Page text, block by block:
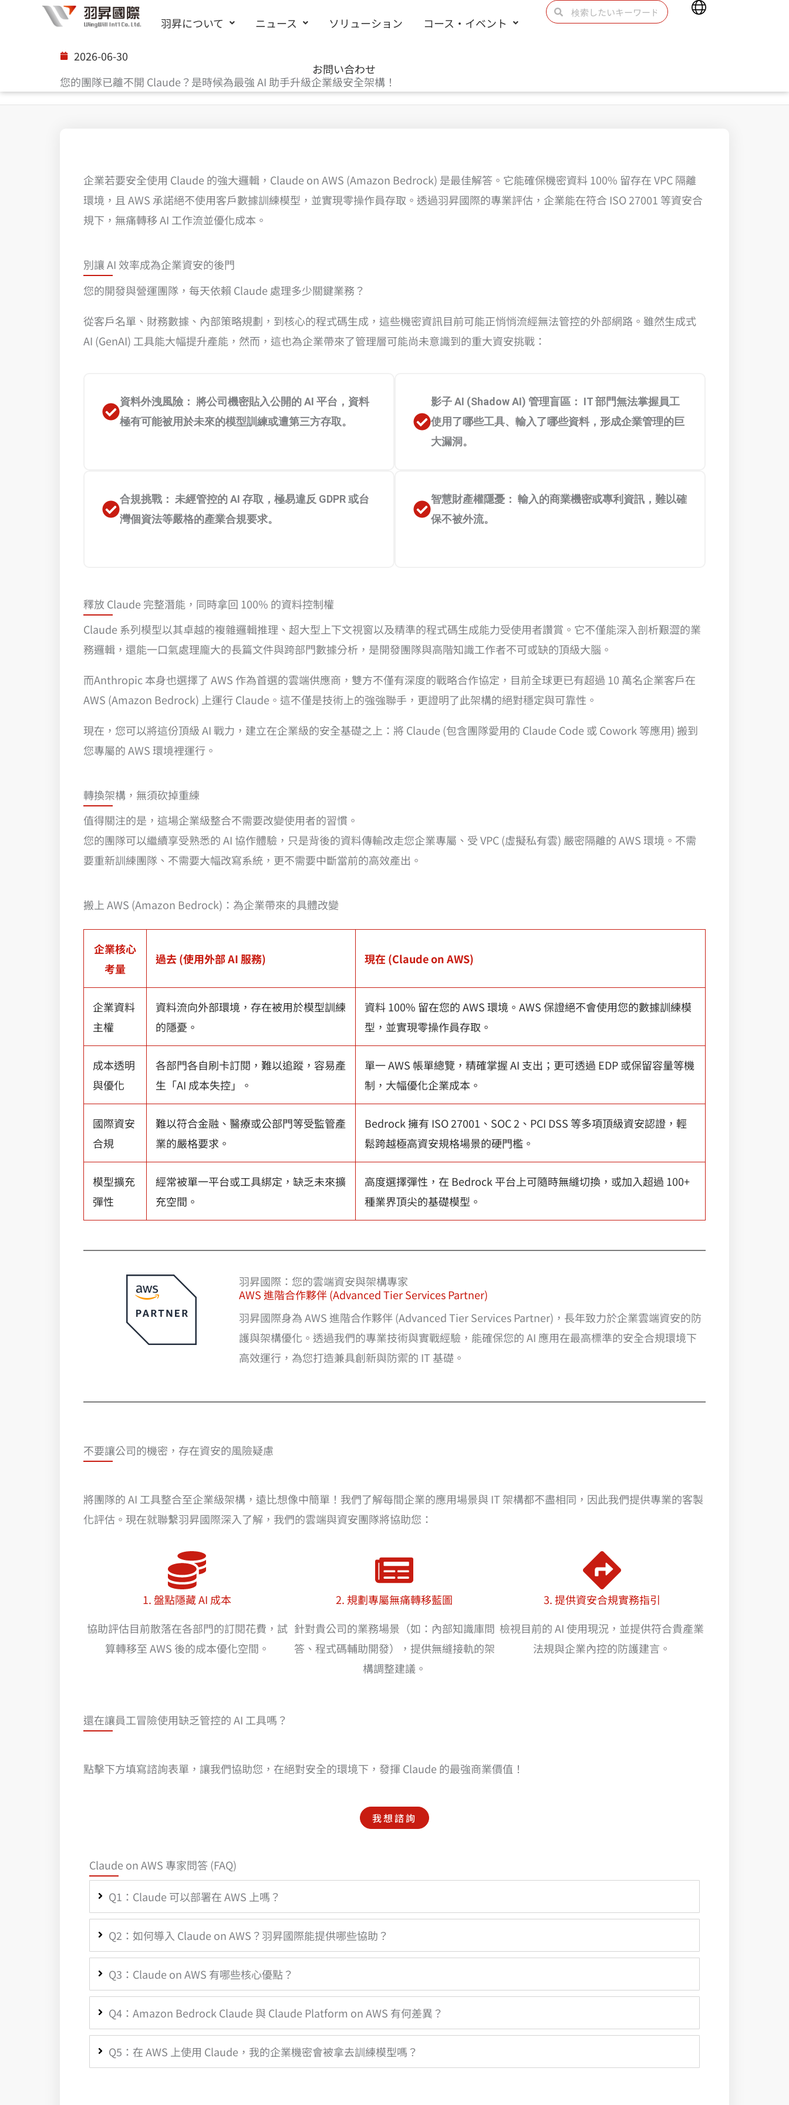
キ
羽昇について ニュース ソリューション コース・イベント
お問い合わせ
検
Main
2026-06-30
您的團隊已離不開 Claude？是時候為最強 AI 助手升級企業級安全架構！
企業若要安全使用 Claude 的強大邏輯，Claude on AWS (Amazon Bedrock) 是最佳解答。它能確保機密資料 100% 留存在 VPC 隔離
環境，且 AWS 承諾絕不使用客戶數據訓練模型，並實現零操作員存取。透過羽昇國際的專業評估，企業能在符合 ISO 27001 等資安合
規下，無痛轉移 AI 工作流並優化成本。
別讓 AI 效率成為企業資安的後門
您的開發與營運團隊，每天依賴 Claude 處理多少關鍵業務？
從客戶名單、財務數據、內部策略規劃，到核心的程式碼生成，這些機密資訊目前可能正悄悄流經無法管控的外部網路。 雖然生成式
AI (GenAI) 工具能大幅提升產能，然而，這也為企業帶來了管理層可能尚未意識到的重大資安挑戰：
資料外洩風險： 將公司機密貼入公開的 AI 平台，資料
極有可能被用於未來的模型訓練或遭第三方存取。
影子 AI (Shadow AI) 管理盲區： IT 部門無法掌握員工
使用了哪些工具、輸入了哪些資料，形成企業管理的巨
大漏洞。
合規挑戰： 未經管控的 AI 存取，極易違反 GDPR 或台
灣個資法等嚴格的產業合規要求。
智慧財產權隱憂： 輸入的商業機密或專利資訊，難以確
保不被外流。
釋放 Claude 完整潛能，同時拿回 100% 的資料控制權
Claude 系列模型以其卓越的複雜邏輯推理、超大型上下文視窗以及精準的程式碼生成能力受使用者讚賞。它不僅能深入剖析艱澀的業
務邏輯，還能一口氣處理龐大的長篇文件與跨部門數據分析，是開發團隊與高階知識工作者不可或缺的頂級大腦。
而Anthropic 本身也選擇了 AWS 作為首選的雲端供應商，雙方不僅有深度的戰略合作協定，目前全球更已有超過 10 萬名企業客戶在
AWS (Amazon Bedrock) 上運行 Claude。這不僅是技術上的強強聯手，更證明了此架構的絕對穩定與可靠性。
現在，您可以將這份頂級 AI 戰力，建立在企業級的安全基礎之上：將 Claude (包含團隊愛用的 Claude Code 或 Cowork 等應用) 搬到
您專屬的 AWS 環境裡運行。
轉換架構，無須砍掉重練
值得關注的是，這場企業級整合不需要改變使用者的習慣。
您的團隊可以繼續享受熟悉的 AI 協作體驗，只是背後的資料傳輸改走您企業專屬、受 VPC (虛擬私有雲) 嚴密隔離的 AWS 環境。不需
要重新訓練團隊、不需要大幅改寫系統，更不需要中斷當前的高效產出。
搬上 AWS (Amazon Bedrock)：為企業帶來的具體改變
企業核心
考量
過去 (使用外部 AI 服務) 現在 (Claude on AWS)
企業資料
主權
資料流向外部環境，存在被用於模型訓練
的隱憂。
資料 100% 留在您的 AWS 環境。AWS 保證絕不會使用您的數據訓練模
型，並實現零操作員存取。
成本透明
與優化
各部門各自刷卡訂閱，難以追蹤，容易產
生「AI 成本失控」。
單一 AWS 帳單總覽，精確掌握 AI 支出；更可透過 EDP 或保留容量等機
制，大幅優化企業成本。
國際資安
合規
難以符合金融、醫療或公部門等受監管產
業的嚴格要求。
Bedrock 擁有 ISO 27001、SOC 2、PCI DSS 等多項頂級資安認證，輕
鬆跨越極高資安規格場景的硬門檻。
模型擴充
彈性
經常被單一平台或工具綁定，缺乏未來擴
充空間。
高度選擇彈性，在 Bedrock 平台上可隨時無縫切換，或加入超過 100+
種業界頂尖的基礎模型。
羽昇國際：您的雲端資安與架構專家
AWS 進階合作夥伴 (Advanced Tier Services Partner)
羽昇國際身為 AWS 進階合作夥伴 (Advanced Tier Services Partner)，長年致力於企業雲端資安的防
護與架構優化。透過我們的專業技術與實戰經驗，能確保您的 AI 應用在最高標準的安全合規環境下
高效運行，為您打造兼具創新與防禦的 IT 基礎。
不要讓公司的機密，存在資安的風險疑慮
將團隊的 AI 工具整合至企業級架構，遠比想像中簡單！我們了解每間企業的應用場景與 IT 架構都不盡相同，因此我們提供專業的客製
化評估。現在就聯繫羽昇國際深入了解，我們的雲端與資安團隊將協助您：
1. 盤點隱藏 AI 成本
協助評估目前散落在各部門的訂閱花費，試
算轉移至 AWS 後的成本優化空間。
2. 規劃專屬無痛轉移藍圖
針對貴公司的業務場景（如：內部知識庫問
答、程式碼輔助開發），提供無縫接軌的架
構調整建議。
3. 提供資安合規實務指引
檢視目前的 AI 使用現況，並提供符合貴產業
法規與企業內控的防護建言。
還在讓員工冒險使用缺乏管控的 AI 工具嗎？
點擊下方填寫諮詢表單，讓我們協助您，在絕對安全的環境下，發揮 Claude 的最強商業價值！
我想諮詢
Claude on AWS 專家問答 (FAQ)
Q1：Claude 可以部署在 AWS 上嗎？
Q2：如何導入 Claude on AWS？羽昇國際能提供哪些協助？
Q3：Claude on AWS 有哪些核心優點？
Q4：Amazon Bedrock Claude 與 Claude Platform on AWS 有何差異？
Q5：在 AWS 上使用 Claude，我的企業機密會被拿去訓練模型嗎？